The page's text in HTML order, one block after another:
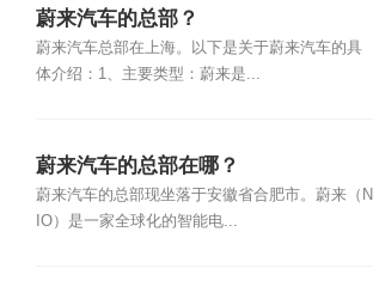
蔚来汽车的总部？
蔚来汽车总部在上海。以下是关于蔚来汽车的具
体介绍：1、主要类型：蔚来是...
蔚来汽车的总部在哪？
蔚来汽车的总部现坐落于安徽省合肥市。蔚来（N
IO）是一家全球化的智能电...